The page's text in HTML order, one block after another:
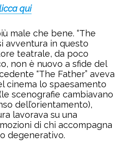
qui
male che bene. “The
avventura in questo
teatrale, da poco
non è nuovo a sfide del
“The Father” aveva
cinema lo spaesamento
scenografie cambiavano
dell’orientamento),
lavorava su una
di chi accompagna
degenerativo.